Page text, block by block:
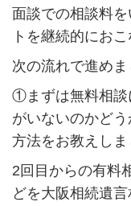
面談での相談料
トを継続的にお
次の流れで進めま
①まずは無料相談
がいないのかど
方法をお教えしま
2回目からの有料
どを大阪相続遺